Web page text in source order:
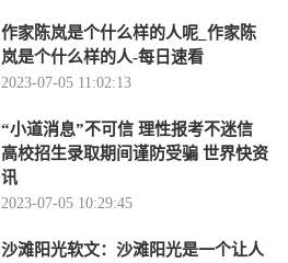
作家陈岚是个什么样的人呢_作家陈
岚是个什么样的人-每日速看
2023-07-05 11:02:13
“小道消息”不可信 理性报考不迷信
高校招生录取期间谨防受骗 世界快资
讯
2023-07-05 10:29:45
沙滩阳光软文：沙滩阳光是一个让人